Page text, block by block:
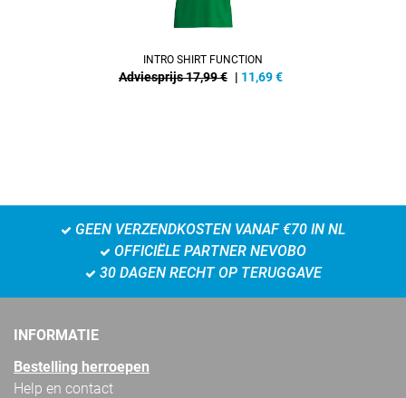
INTRO SHIRT FUNCTION
Adviesprijs 17,99 € | 11,69€
GEEN VERZENDKOSTEN VANAF €70 IN NL
OFFICIËLE PARTNER NEVOBO
30 DAGEN RECHT OP TERUGGAVE
INFORMATIE
Bestelling herroepen
Help en contact